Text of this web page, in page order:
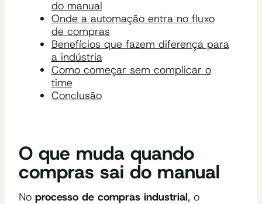
do manual
Onde a automação entra no fluxo
de compras
Benefícios que fazem diferença para
a indústria
Como começar sem complicar o
time
Conclusão
O que muda quando
compras sai do manual
No processo de compras industrial, o